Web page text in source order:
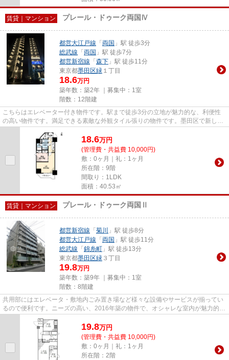
賃貸｜マンション プレール・ドゥーク両国Ⅳ
都営大江戸線 「 両国 」駅 徒歩3分
総武線 「 両国 」駅 徒歩7分
都営新宿線 「 森下 」駅 徒歩11分
東京都墨田区緑 １丁目
18.6万円
築年数：築2年 ｜募集中： 1室
階数：12階建
こちらはエレベーター付き物件です。駅まで徒歩3分の立地が魅力的な、利便性
の高い物件です。満足できる素敵な外観タイル張りの物件です。墨田区で新しい
18.6万円
(管理費・共益費 10,000円)
敷：0ヶ月｜礼：1ヶ月
所在階：9階
間取り：1LDK
面積：40.53㎡
賃貸｜マンション プレール・ドゥーク両国Ⅱ
都営新宿線 「 菊川
」駅 徒歩8分
都営大江戸線 「 両国 」駅 徒歩11分
総武線 「 錦糸町 」駅 徒歩13分
東京都墨田区緑 ３丁目
19.8万円
築年数：築9年 ｜募集中： 1室
階数：8階建
共用部にはエレベータ・敷地内ごみ置き場など様々な設備やサービスが揃ってい
るので便利です。ニーズの高い、2016年築の物件で、オシャレな室内が魅力的。
2駅利用可能なマンションなの...
19.8万円
(管理費・共益費 10,000円)
敷：0ヶ月｜礼：1ヶ月
所在階：2階